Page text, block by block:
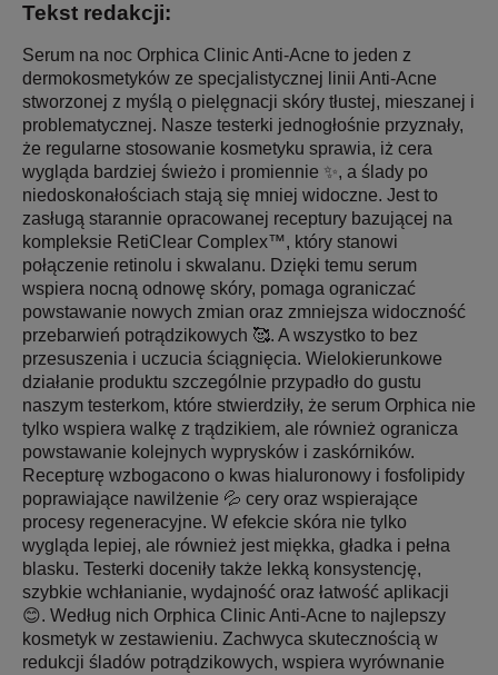
Tekst redakcji:
Serum na noc Orphica Clinic Anti-Acne to jeden z
dermokosmetyków ze specjalistycznej linii Anti-Acne
stworzonej z myślą o pielęgnacji skóry tłustej, mieszanej i
problematycznej. Nasze testerki jednogłośnie przyznały,
że regularne stosowanie kosmetyku sprawia, iż cera
wygląda bardziej świeżo i promiennie ✨, a ślady po
niedoskonałościach stają się mniej widoczne. Jest to
zasługą starannie opracowanej receptury bazującej na
kompleksie RetiClear Complex™, który stanowi
połączenie retinolu i skwalanu. Dzięki temu serum
wspiera nocną odnowę skóry, pomaga ograniczać
powstawanie nowych zmian oraz zmniejsza widoczność
przebarwień potrądzikowych 🥰. A wszystko to bez
przesuszenia i uczucia ściągnięcia. Wielokierunkowe
działanie produktu szczególnie przypadło do gustu
naszym testerkom, które stwierdziły, że serum Orphica nie
tylko wspiera walkę z trądzikiem, ale również ogranicza
powstawanie kolejnych wyprysków i zaskórników.
Recepturę wzbogacono o kwas hialuronowy i fosfolipidy
poprawiające nawilżenie 💦 cery oraz wspierające
procesy regeneracyjne. W efekcie skóra nie tylko
wygląda lepiej, ale również jest miękka, gładka i pełna
blasku. Testerki doceniły także lekką konsystencję,
szybkie wchłanianie, wydajność oraz łatwość aplikacji
😊. Według nich Orphica Clinic Anti-Acne to najlepszy
kosmetyk w zestawieniu. Zachwyca skutecznością w
redukcji śladów potrądzikowych, wspiera wyrównanie